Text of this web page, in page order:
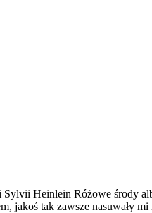
Heinlein Różowe środy
tak zawsze nasuwały